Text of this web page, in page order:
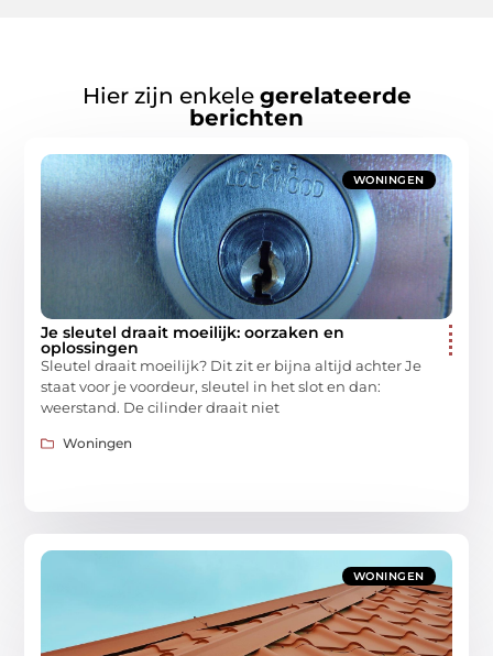
Hier zijn enkele gerelateerde
berichten
WONINGEN
Je sleutel draait moeilijk: oorzaken en
oplossingen
Sleutel draait moeilijk? Dit zit er bijna altijd achter Je
staat voor je voordeur, sleutel in het slot en dan:
weerstand. De cilinder draait niet
Woningen
WONINGEN